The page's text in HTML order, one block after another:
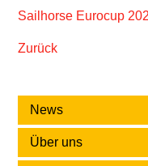
Sailhorse Eurocup
Zurück
News
Über uns